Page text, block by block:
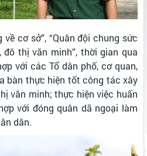
cơ sở”, “Quân đội chung sức
thị văn minh”, thời gian qua
với các Tổ dân phố, cơ quan,
bàn thực hiện tốt công tác xây
văn minh; thực hiện việc huấn
với đóng quân dã ngoại làm
dân.